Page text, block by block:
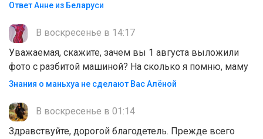
Ответ Анне из Беларуси
В воскресенье в 14:17
Уважаемая, скажите, зачем вы 1 августа выложили
фото с разбитой машиной? На сколько я помню, маму
Знания о маньхуа не сделают Вас Алëной
В воскресенье в 01:14
Здравствуйте, дорогой благодетель. Прежде всего